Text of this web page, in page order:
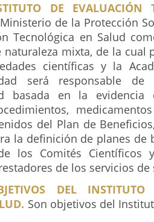
DE EVALUACIÓN
de la Protección
Tecnológica en Salud
mixta, de la cual
científicas y la
será responsable
basada en la evidencia
del Plan de
la definición de planes de
los Comités Científicos
de los servicios de
DEL INSTITUTO
Son objetivos del